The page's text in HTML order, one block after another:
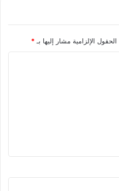
الحقول الإلزامية مشار إليها بـ *